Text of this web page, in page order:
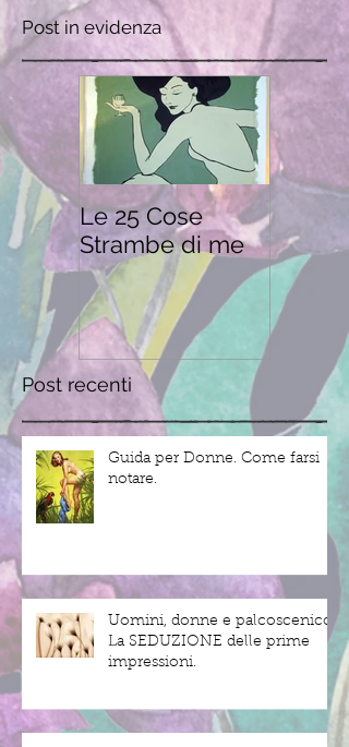
Post in evidenza
Le 25 Cose
Strambe di me
Post recenti
Guida per Donne. Come farsi
notare.
Uomini, donne e palcoscenico.
La SEDUZIONE delle prime
impressioni.